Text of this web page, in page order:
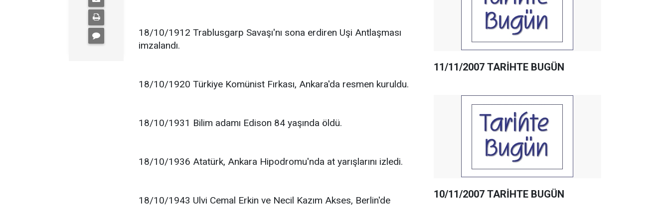
18/10/1912 Trablusgarp Savaşı'nı sona erdiren Uşi Antlaşması
imzalandı.
18/10/1920 Türkiye Komünist Fırkası, Ankara'da resmen kuruldu.
18/10/1931 Bilim adamı Edison 84 yaşında öldü.
18/10/1936 Atatürk, Ankara Hipodromu'nda at yarışlarını izledi.
18/10/1943 Ulvi Cemal Erkin ve Necil Kazım Akses, Berlin'de
11/11/2007 TARİHTE BUGÜN
10/11/2007 TARİHTE BUGÜN